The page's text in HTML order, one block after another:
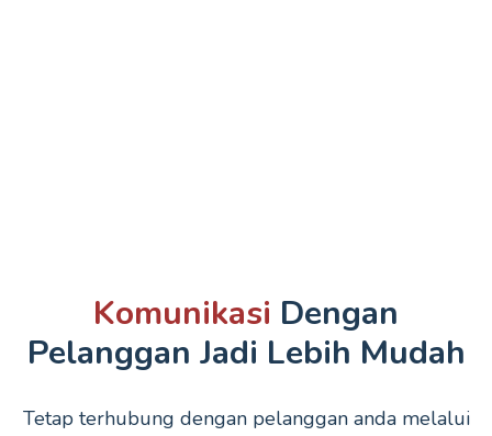
Komunikasi Dengan
Pelanggan Jadi Lebih Mudah
Tetap terhubung dengan pelanggan anda melalui